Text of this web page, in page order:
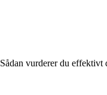
Sådan vurderer du effektivt